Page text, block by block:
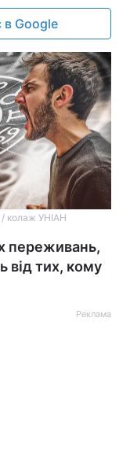
в Google
колаж УНІАН
переживань,
від тих, кому
Реклама